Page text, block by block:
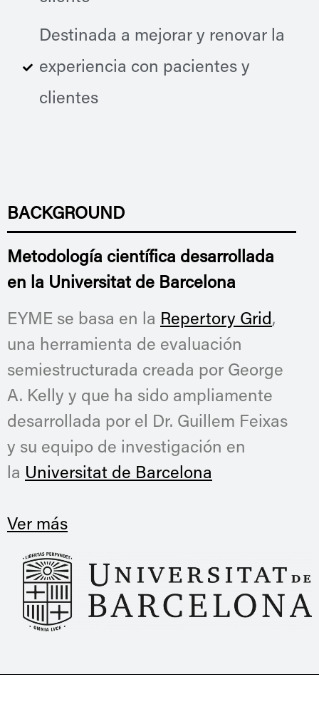
Destinada a mejorar y renovar la
experiencia con pacientes y
clientes
BACKGROUND
Metodología científica desarrollada
en la Universitat de Barcelona
EYME se basa en la Repertory Grid,
una herramienta de evaluación
semiestructurada creada por George
A. Kelly y que ha sido ampliamente
desarrollada por el Dr. Guillem Feixas
y su equipo de investigación en
la Universitat de Barcelona
Ver más